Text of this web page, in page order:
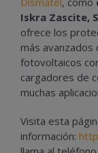
Iskra Zascite,
ofrece los
más
fotovoltaicos
cargadores de
muchas
Visita esta
información: